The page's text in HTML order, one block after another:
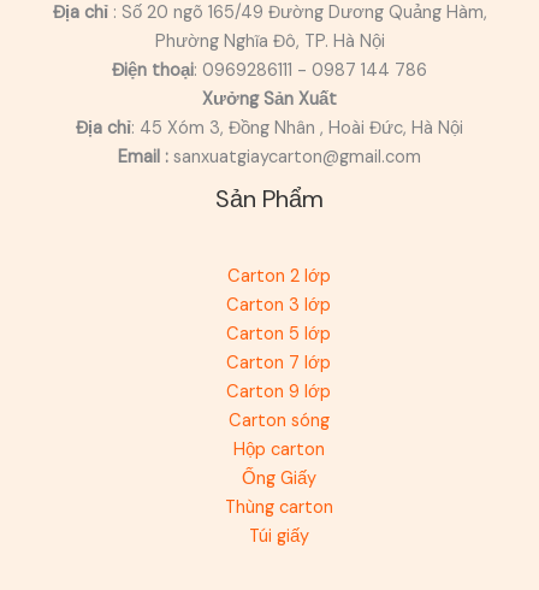
Địa chỉ: Số 20 ngõ 165/49 Đường Dương Quảng Hàm,
Phường Nghĩa Đô, TP. Hà Nội
Điện thoại: 0969286111 - 0987 144 786
Xưởng Sản Xuất
Địa chỉ: 45 Xóm 3, Đồng Nhân , Hoài Đức, Hà Nội
Email : sanxuatgiaycarton@gmail.com
Sản Phẩm
Carton 2 lớp
Carton 3 lớp
Carton 5 lớp
Carton 7 lớp
Carton 9 lớp
Carton sóng
Hộp carton
Ống Giấy
Thùng carton
Túi giấy